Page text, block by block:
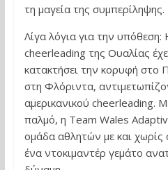
τη μαγεία της συμπερίληψης.
Λίγα λόγια για την υπόθεση:
cheerleading της Ουαλίας
κατακτήσει την κορυφή στο
στη Φλόριντα,
αμερικανικού cheerleading.
παλμό, η Team Wales
ομάδα αθλητών με και χωρίς
ένα ντοκιμαντέρ γεμάτο